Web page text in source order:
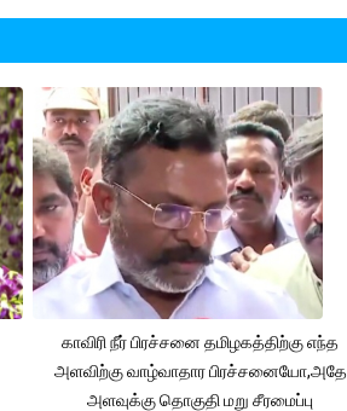
காவிரி நீர் பிரச்சனை தமிழகத்திற்கு எந்த
அளவிற்கு வாழ்வாதார பிரச்சனையோ,அதே
அளவுக்கு தொகுதி மறு சீரமைப்பு